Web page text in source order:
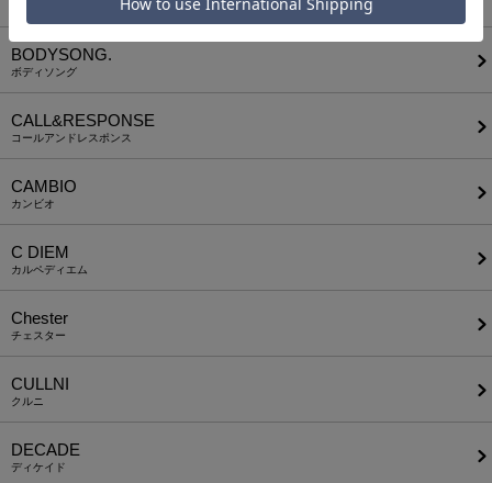
BODYSONG.
ボディソング
CALL&RESPONSE
コールアンドレスポンス
CAMBIO
カンビオ
C DIEM
カルペディエム
Chester
チェスター
CULLNI
クルニ
DECADE
ディケイド